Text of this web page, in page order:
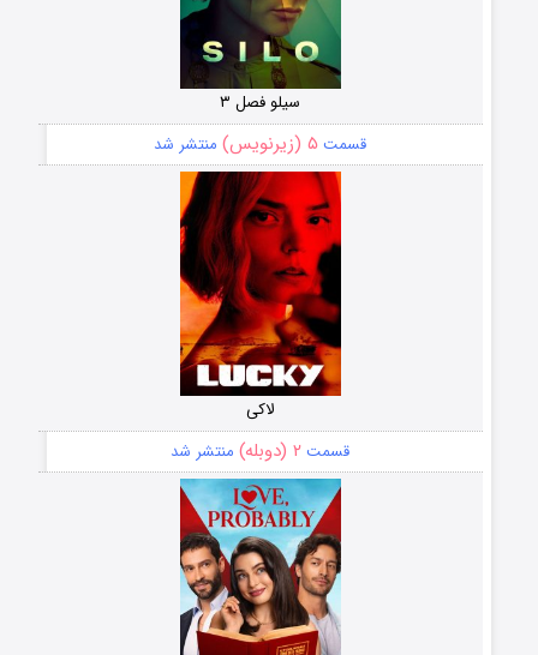
سیلو فصل ۳
قسمت ۵ (زیرنویس) منتشر شد
لاکی
قسمت ۲ (دوبله) منتشر شد